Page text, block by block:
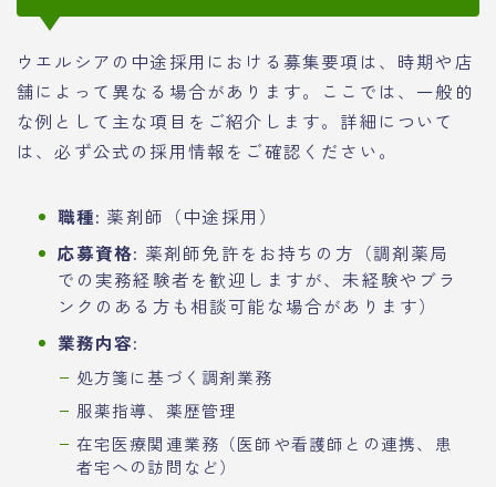
ウエルシアの中途採用における募集要項は、時期や店
舗によって異なる場合があります。ここでは、一般的
な例として主な項目をご紹介します。詳細について
は、必ず公式の採用情報をご確認ください。
職種: 薬剤師（中途採用）
応募資格: 薬剤師免許をお持ちの方（調剤薬局
での実務経験者を歓迎しますが、未経験やブラ
ンクのある方も相談可能な場合があります）
業務内容:
処方箋に基づく調剤業務
服薬指導、薬歴管理
在宅医療関連業務（医師や看護師との連携、患
者宅への訪問など）